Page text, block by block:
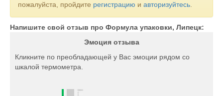
пожалуйста, пройдите регистрацию и авторизуйтесь
Напишите свой отзыв про Формула упаковки, Липецк:
Эмоция отзыва
Кликните по преобладающей у Вас эмоции рядом со
шкалой термометра.